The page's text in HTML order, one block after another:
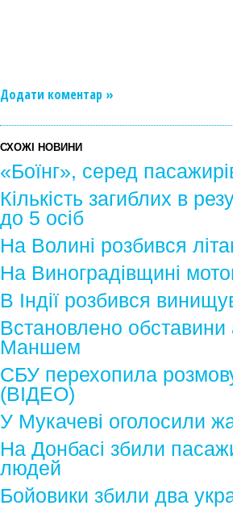
Додати коментар »
СХОЖІ НОВИНИ
«Боїнг», серед
Кількість загиблих в
до 5 осіб
На Волині розбився
На Виноградівщині
В Індії розбився
Встановлено обставини
Маншем
СБУ перехопила
(ВІДЕО)
У Мукачеві оголосили
На Донбасі збили
людей
Бойовики збили два